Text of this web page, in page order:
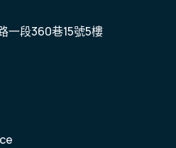
一段360巷15號5樓